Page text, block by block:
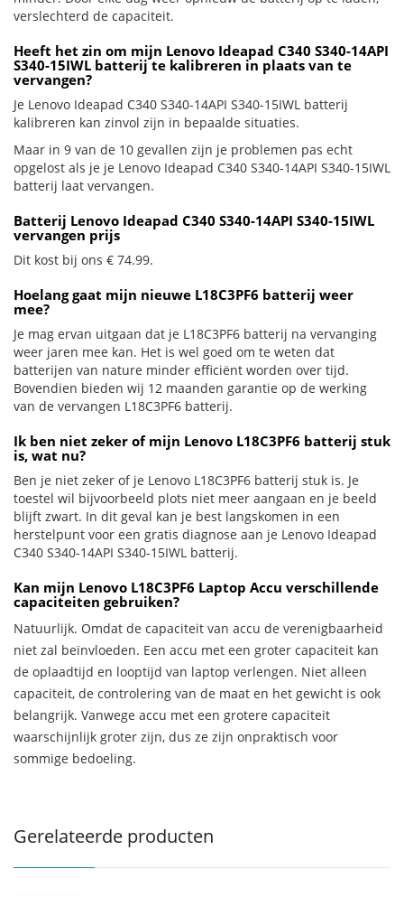
verslechterd de capaciteit.
Heeft het zin om mijn Lenovo Ideapad C340 S340-14API
S340-15IWL batterij te kalibreren in plaats van te
vervangen?
Je Lenovo Ideapad C340 S340-14API S340-15IWL batterij
kalibreren kan zinvol zijn in bepaalde situaties.
Maar in 9 van de 10 gevallen zijn je problemen pas echt
opgelost als je je Lenovo Ideapad C340 S340-14API S340-15IWL
batterij laat vervangen.
Batterij Lenovo Ideapad C340 S340-14API S340-15IWL
vervangen prijs
Dit kost bij ons € 74.99.
Hoelang gaat mijn nieuwe L18C3PF6 batterij weer
mee?
Je mag ervan uitgaan dat je L18C3PF6 batterij na vervanging
weer jaren mee kan. Het is wel goed om te weten dat
batterijen van nature minder efficiënt worden over tijd.
Bovendien bieden wij 12 maanden garantie op de werking
van de vervangen L18C3PF6 batterij.
Ik ben niet zeker of mijn Lenovo L18C3PF6 batterij stuk
is, wat nu?
Ben je niet zeker of je Lenovo L18C3PF6 batterij stuk is. Je
toestel wil bijvoorbeeld plots niet meer aangaan en je beeld
blijft zwart. In dit geval kan je best langskomen in een
herstelpunt voor een gratis diagnose aan je Lenovo Ideapad
C340 S340-14API S340-15IWL batterij.
Kan mijn Lenovo L18C3PF6 Laptop Accu verschillende
capaciteiten gebruiken?
Natuurlijk. Omdat de capaciteit van accu de verenigbaarheid
niet zal beïnvloeden. Een accu met een groter capaciteit kan
de oplaadtijd en looptijd van laptop verlengen. Niet alleen
capaciteit, de controlering van de maat en het gewicht is ook
belangrijk. Vanwege accu met een grotere capaciteit
waarschijnlijk groter zijn, dus ze zijn onpraktisch voor
sommige bedoeling.
Gerelateerde producten